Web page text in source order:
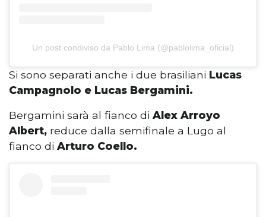
Un post condiviso da Pablo Lima (@pablolima_oficial)
Si sono separati anche i due brasiliani Lucas
Campagnolo e Lucas Bergamini.
Bergamini sarà al fianco di Alex Arroyo
Albert, reduce dalla semifinale a Lugo al
fianco di Arturo Coello.